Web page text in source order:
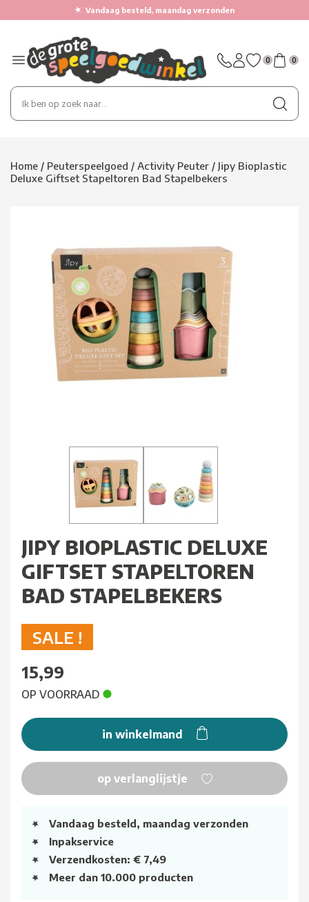
★ Vandaag besteld, maandag verzonden
0 0
Home / Peuterspeelgoed / Activity Peuter / Jipy Bioplastic
Deluxe Giftset Stapeltoren Bad Stapelbekers
JIPY BIOPLASTIC DELUXE
GIFTSET STAPELTOREN
BAD STAPELBEKERS
SALE !
15,99
OP VOORRAAD
in winkelmand
op verlanglijstje
Vandaag besteld, maandag verzonden
Inpakservice
Verzendkosten: € 7,49
Meer dan 10.000 producten